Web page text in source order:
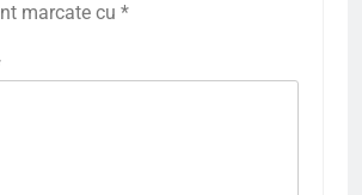
marcate cu *